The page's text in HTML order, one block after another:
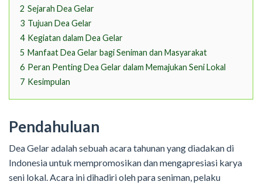
2 Sejarah Dea Gelar
3 Tujuan Dea Gelar
4 Kegiatan dalam Dea Gelar
5 Manfaat Dea Gelar bagi Seniman dan Masyarakat
6 Peran Penting Dea Gelar dalam Memajukan Seni Lokal
7 Kesimpulan
Pendahuluan
Dea Gelar adalah sebuah acara tahunan yang diadakan di
Indonesia untuk mempromosikan dan mengapresiasi karya
seni lokal. Acara ini dihadiri oleh para seniman, pelaku